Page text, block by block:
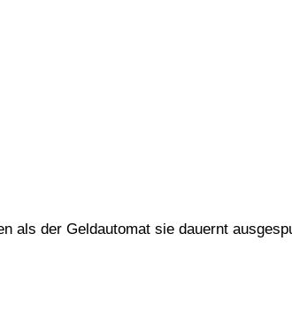
als der Geldautomat sie dauernt